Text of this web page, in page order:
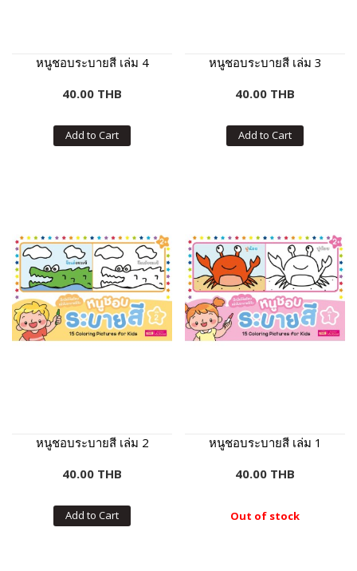
หนูชอบระบายสี เล่ม 4
40.00 THB
Add to Cart
หนูชอบระบายสี เล่ม 3
40.00 THB
Add to Cart
หนูชอบระบายสี เล่ม 2
40.00 THB
Add to Cart
หนูชอบระบายสี เล่ม 1
40.00 THB
Out of stock